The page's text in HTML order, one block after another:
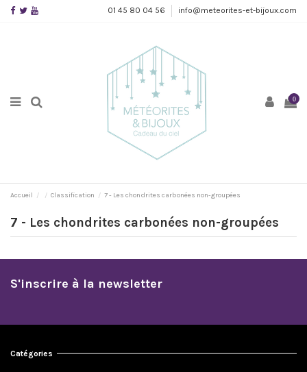
01 45 80 04 56 info@meteorites-et-bijoux.com
0
Accueil Classification 7 - Les chondrites carbonées non-groupées
7 - Les chondrites carbonées non-groupées
S'inscrire à la newsletter
Catégories